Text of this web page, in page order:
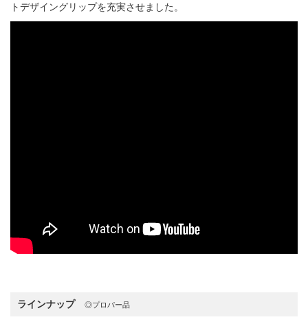
トデザイングリップを充実させました。
ラインナップ ◎プロパー品